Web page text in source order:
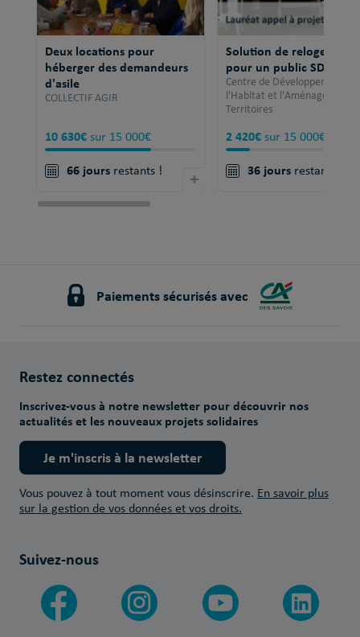
Deux locations pour
héberger des demandeurs
d'asile
COLLECTIF AGIR
10 630€ sur 15 000€
66 jours restants ! +
Solution de relogement
pour un public SDF
Centre de Développement
l'Habitat et l'Aménagement
Territoires
2 420€ sur 15 000€
36 jours restants !
Paiements sécurisés avec
Restez connectés
Inscrivez-vous à notre newsletter pour découvrir nos
actualités et les nouveaux projets solidaires
Je m'inscris à la newsletter
Vous pouvez à tout moment vous désinscrire. En savoir plus
sur la gestion de vos données et vos droits.
Suivez-nous